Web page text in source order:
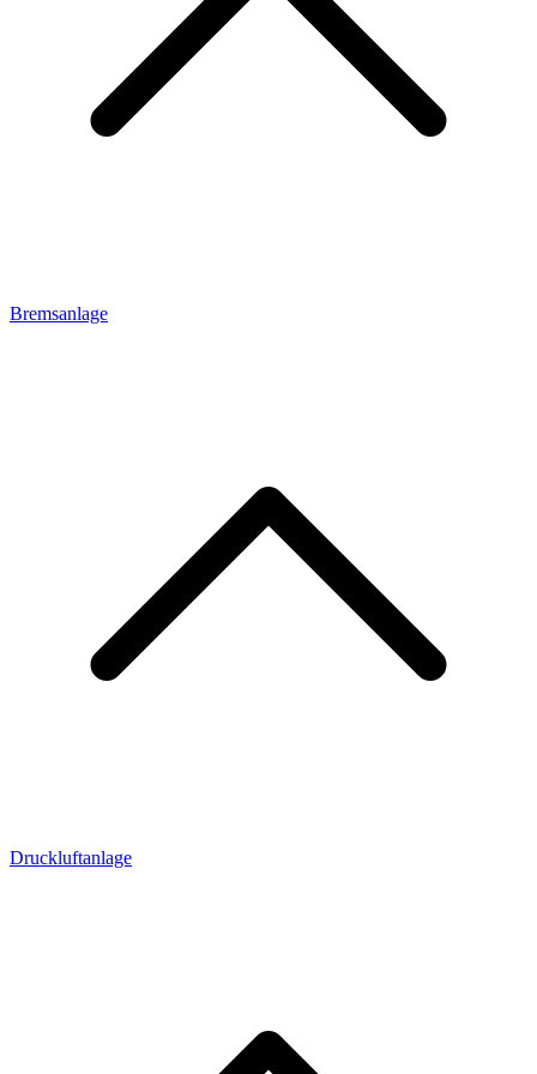
Bremsanlage
Druckluftanlage